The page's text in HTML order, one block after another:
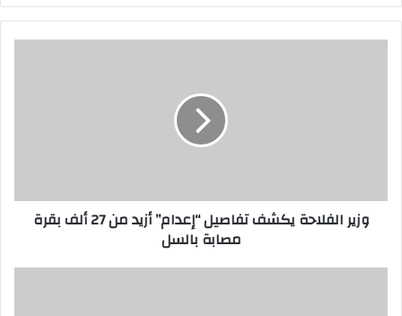
ر
وزير الفلاحة يكشف تفاصيل “إعدام” أزيد من 27 ألف بقرة
مصابة بالسل